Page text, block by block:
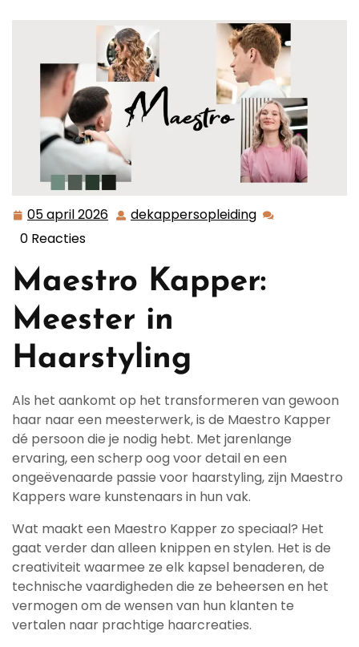
05 april 2026 05 dekappersopleiding
0 Reacties
Maestro Kapper:
Meester in
Haarstyling
Als het aankomt op het transformeren van gewoon
haar naar een meesterwerk, is de Maestro Kapper
dé persoon die je nodig hebt. Met jarenlange
ervaring, een scherp oog voor detail en een
ongeëvenaarde passie voor haarstyling, zijn Maestro
Kappers ware kunstenaars in hun vak.
Wat maakt een Maestro Kapper zo speciaal? Het
gaat verder dan alleen knippen en stylen. Het is de
creativiteit waarmee ze elk kapsel benaderen, de
technische vaardigheden die ze beheersen en het
vermogen om de wensen van hun klanten te
vertalen naar prachtige haarcreaties.